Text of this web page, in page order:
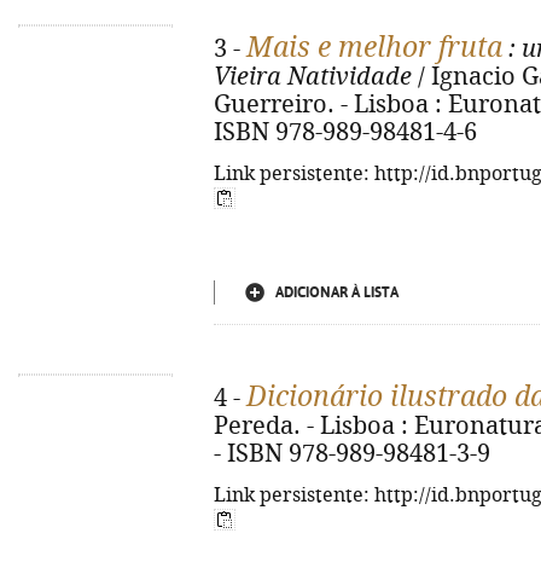
3 -Mais e melhor fruta :
Vieira Natividade / Ignacio
Guerreiro. - Lisboa :
ISBN 978-989-98481-4-6
Link persistente: http://
ADICIONAR À LISTA
4 -Dicionário ilustrado
Pereda. - Lisboa :
- ISBN 978-989-98481-3-9
Link persistente: http://